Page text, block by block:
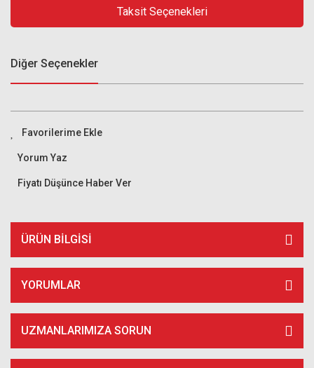
Taksit Seçenekleri
Diğer Seçenekler
Yorum Yaz
Fiyatı Düşünce Haber Ver
ÜRÜN BILGISI
YORUMLAR
UZMANLARIMIZA SORUN